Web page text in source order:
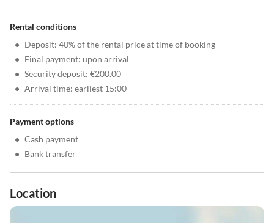
Rental conditions
• Deposit: 40% of the rental price at time of booking
• Final payment: upon arrival
• Security deposit: €200.00
• Arrival time: earliest 15:00
Payment options
• Cash payment
• Bank transfer
Location